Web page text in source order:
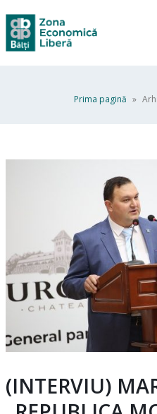
Prima pagină »
(INTERVIU)